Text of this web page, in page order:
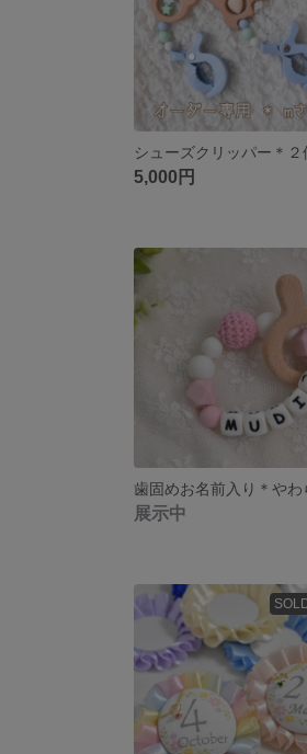
シューズクリッパー＊２
5,000円
展示中